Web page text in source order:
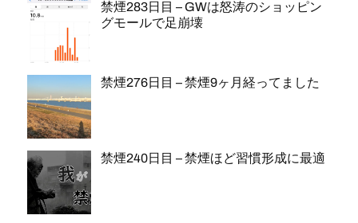
禁煙283日目 – GWは怒涛のショッピン
グモールで足崩壊
禁煙276日目 – 禁煙9ヶ月経ってました
禁煙240日目 – 禁煙ほど習慣形成に最適